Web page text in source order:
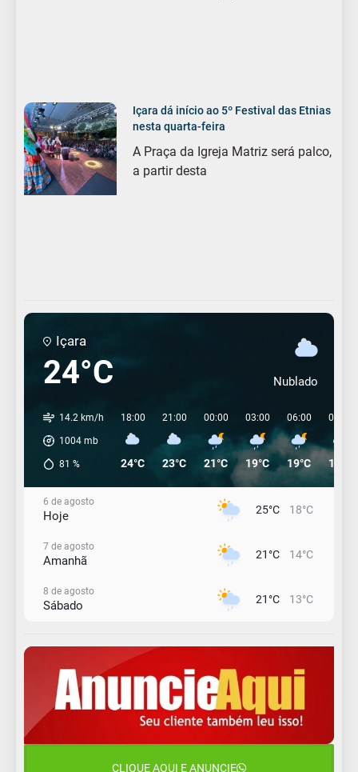
Içara dá início ao 5º Festival das Etnias
nesta quarta-feira
A Praça da Igreja Matriz será palco,
a partir desta
Içara
24°C Nublado
14.2 km/h
1004 mb
81 %
18:00
24°C
21:00
23°C
00:00
21°C
03:00
19°C
06:00
19°C
09:00
19°C
6 de agosto
Hoje 25°C 18°C
7 de agosto
Amanhã 21°C 14°C
8 de agosto
Sábado 21°C 13°C
Domingo 16°C 13°C
10 de agosto
Segunda-Feira
CLIQUE AQUI E ANUNCIE